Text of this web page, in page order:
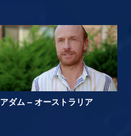
アダム – オーストラリア